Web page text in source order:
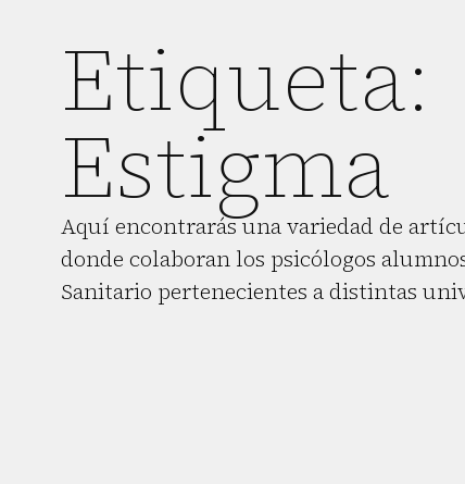
Etiqueta:
Estigma
Aquí encontrarás una variedad de
donde colaboran los psicólogos
Sanitario pertenecientes a distintas